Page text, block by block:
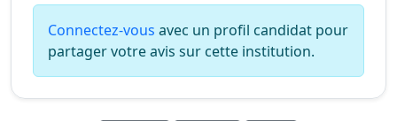
Connectez-vous avec un profil candidat pour
partager votre avis sur cette institution.